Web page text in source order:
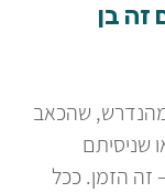
זה בן
מהנדרש, שהכאב
שניסיתם
הזמן. ככל